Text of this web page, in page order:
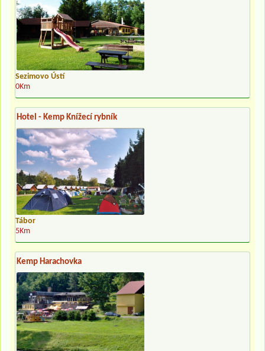
Sezimovo Ústí
0Km
Hotel - Kemp Knížecí rybník
Tábor
5Km
Kemp Harachovka